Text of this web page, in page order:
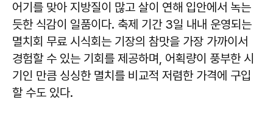
어기를 맞아 지방질이 많고 살이 연해 입안에서 녹는
듯한 식감이 일품이다. 축제 기간 3일 내내 운영되는
멸치회 무료 시식회는 기장의 참맛을 가장 가까이서
경험할 수 있는 기회를 제공하며, 어획량이 풍부한 시
기인 만큼 싱싱한 멸치를 비교적 저렴한 가격에 구입
할 수도 있다.